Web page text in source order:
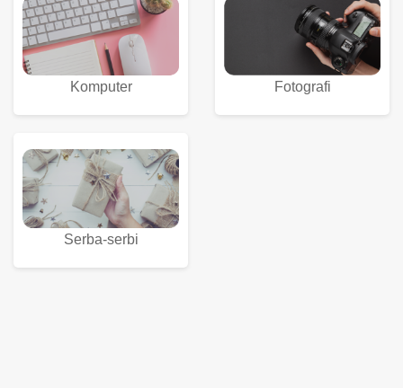
Komputer Fotografi
Serba-serbi